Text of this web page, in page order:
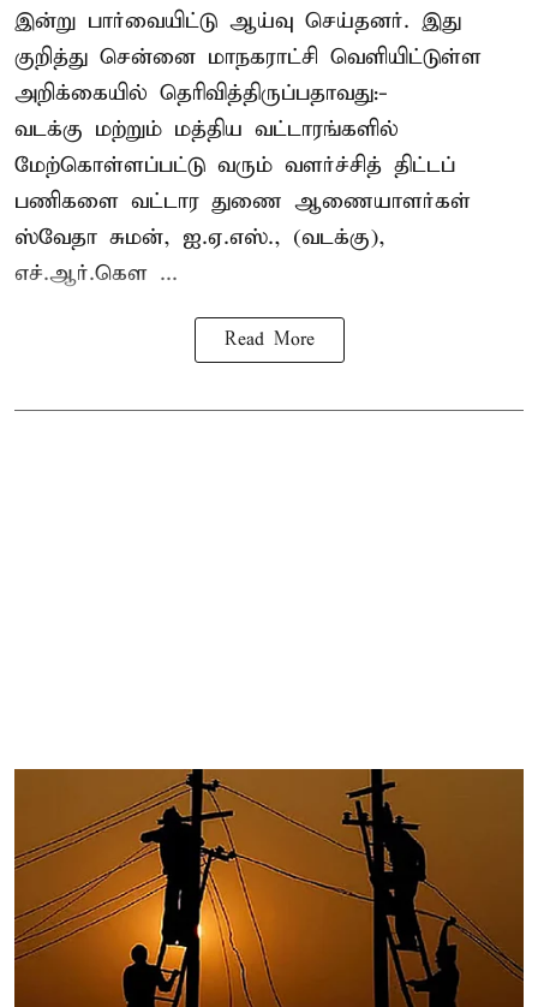
இன்று பார்வையிட்டு ஆய்வு செய்தனர். இது
குறித்து சென்னை மாநகராட்சி வெளியிட்டுள்ள
அறிக்கையில் தெரிவித்திருப்பதாவது:-
வடக்கு மற்றும் மத்திய வட்டாரங்களில்
மேற்கொள்ளப்பட்டு வரும் வளர்ச்சித் திட்டப்
பணிகளை வட்டார துணை ஆணையாளர்கள்
ஸ்வேதா சுமன், ஐ.ஏ.எஸ்., (வடக்கு),
எச்.ஆர்.கௌ ...
Read More